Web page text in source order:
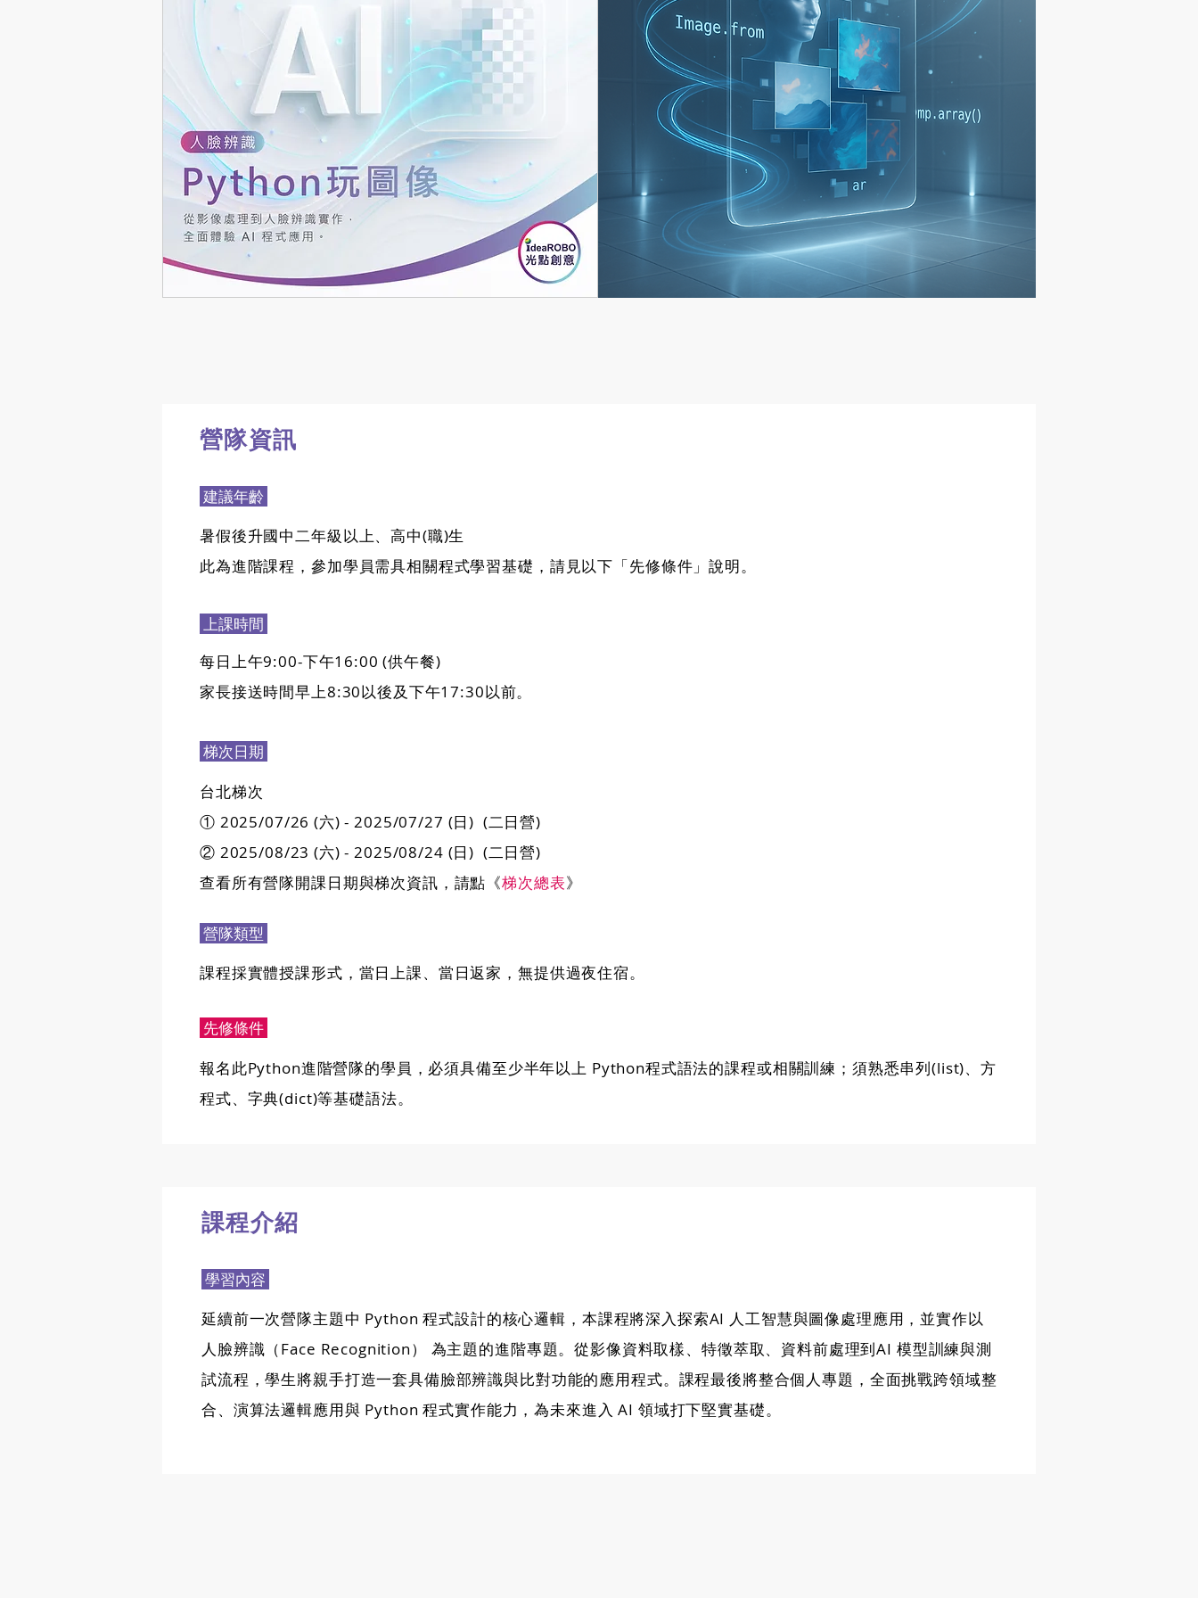
營隊資訊
建議年齡
暑假後升國中二年級以上、高中(職)生
此為進階課程，參加學員需具相關程式學習基礎，請見以下「先修條件」說明。
上課時間
每日上午9:00-下午16:00 (供午餐)
家長接送時間早上8:30以後及下午17:30以前。
梯次日期
台北梯次
① 2025/07/26 (六) - 2025/07/27 (日) (二日營)
② 2025/08/23 (六) - 2025/08/24 (日) (二日營)
查看所有營隊開課日期與梯次資訊，請點《梯次總表》​
營隊類型
課程採實體授課形式，當日上課、當日返家，無提供過夜住宿。
先修條件
報名此Python進階營隊的學員，必須具備至少半年以上 Python程式語法的課程或相關訓練；須熟悉串列(list)、方
程式、字典(dict)等基礎語法。
課程介紹
學習內容
延續前一次營隊主題中 Python 程式設計的核心邏輯，本課程將深入探索AI 人工智慧與圖像處理應用，並實作以
人臉辨識（Face Recognition） 為主題的進階專題。從影像資料取樣、特徵萃取、資料前處理到AI 模型訓練與測
試流程，學生將親手打造一套具備臉部辨識與比對功能的應用程式。課程最後將整合個人專題，全面挑戰跨領域整
合、演算法邏輯應用與 Python 程式實作能力，為未來進入 AI 領域打下堅實基礎。